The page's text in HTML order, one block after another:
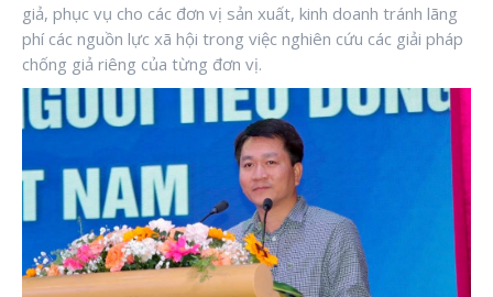
giả, phục vụ cho các đơn vị sản xuất, kinh doanh tránh lãng
phí các nguồn lực xã hội trong việc nghiên cứu các giải pháp
chống giả riêng của từng đơn vị.